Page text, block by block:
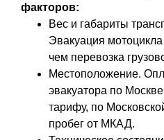
факторов:
Вес и габариты
Эвакуация
чем перевозка
Местоположение.
эвакуатора по
тарифу, по
пробег от МКАД.